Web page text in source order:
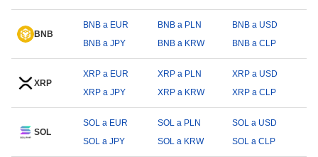
BNB
BNB a EUR BNB a PLN
BNB a USD
BNB a JPY
BNB a KRW BNB a CLP
XRP
XRP a EUR XRP a PLN
XRP a USD
XRP a JPY
XRP a KRW XRP a CLP
SOL
SOL a EUR SOL a PLN
SOL a USD
SOL a JPY
SOL a KRW SOL a CLP